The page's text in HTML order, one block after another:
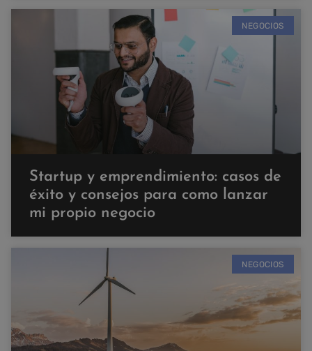
NEGOCIOS
Startup y emprendimiento: casos de
éxito y consejos para como lanzar
mi propio negocio
NEGOCIOS